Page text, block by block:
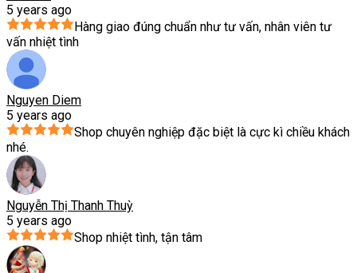
5 years ago
Hàng giao đúng chuẩn như tư vấn, nhân viên tư
vấn nhiệt tình
Nguyen Diem
5 years ago
Shop chuyên nghiệp đặc biệt là cực kì chiều khách
nhé.
Nguyễn Thị Thanh Thuỳ
5 years ago
Shop nhiệt tình, tận tâm